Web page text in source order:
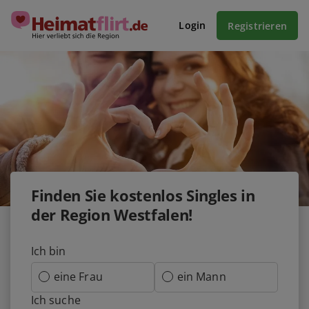
Login Registrieren
Finden Sie kostenlos Singles in
der Region Westfalen!
Ich bin
eine Frau
ein Mann
Ich suche